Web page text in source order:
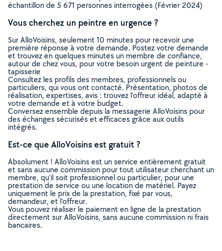
échantillon de 5 671 personnes interrogées (Février 2024)
Vous cherchez un peintre en urgence ?
Sur AlloVoisins, seulement 10 minutes pour recevoir une
première réponse à votre demande. Postez votre demande
et trouvez en quelques minutes un membre de confiance,
autour de chez vous, pour votre besoin urgent de peinture -
tapisserie
Consultez les profils des membres, professionnels ou
particuliers, qui vous ont contacté. Présentation, photos de
réalisation, expertises, avis : trouvez l'offreur idéal, adapté à
votre demande et à votre budget.
Conversez ensemble depuis la messagerie AlloVoisins pour
des échanges sécurisés et efficaces grâce aux outils
intégrés.
Est-ce que AlloVoisins est gratuit ?
Absolument ! AlloVoisins est un service entièrement gratuit
et sans aucune commission pour tout utilisateur cherchant un
membre, qu’il soit professionnel ou particulier, pour une
prestation de service ou une location de matériel. Payez
uniquement le prix de la prestation, fixé par vous,
demandeur, et l’offreur.
Vous pouvez réaliser le paiement en ligne de la prestation
directement sur AlloVoisins, sans aucune commission ni frais
bancaires.